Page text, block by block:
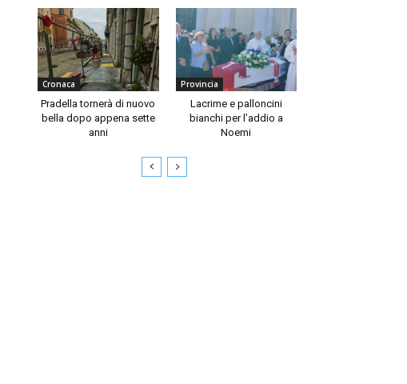
Cronaca
Pradella tornerà di nuovo
bella dopo appena sette
anni
Provincia
Lacrime e palloncini
bianchi per l’addio a
Noemi